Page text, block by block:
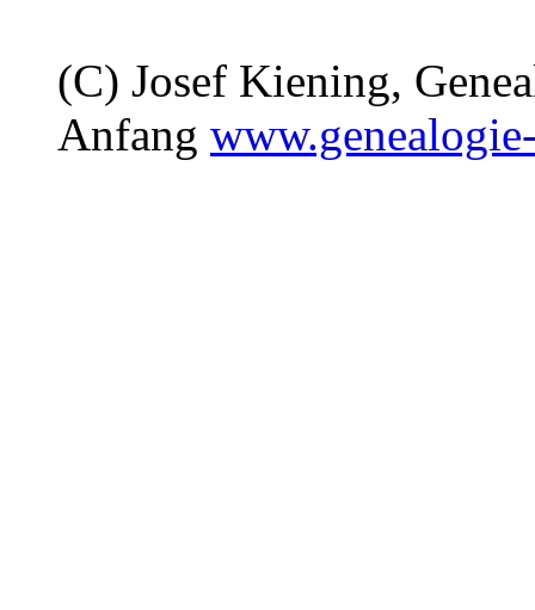
(C) Josef Kiening,
Anfang